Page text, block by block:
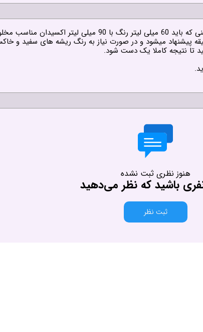
را به شما بدهد.
استراحت مواد رنگ روی مو ها 30 دقیقه و برای موهای سفید 40 دقیقه پیشنهاد میشود و در صورت
تا نتیجه کاملا یک دست شود.
هنوز نظری ثبت نشده
باشید که نظر می‌دهید
ثبت نظر